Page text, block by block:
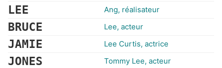
LEE Ang, réalisateur
BRUCE Lee, acteur
JAMIE Lee Curtis, actrice
JONES Tommy Lee, acteur